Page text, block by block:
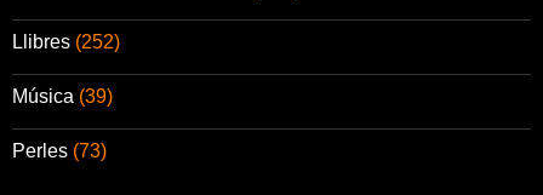
Llibres (252)
Música (39)
Perles (73)